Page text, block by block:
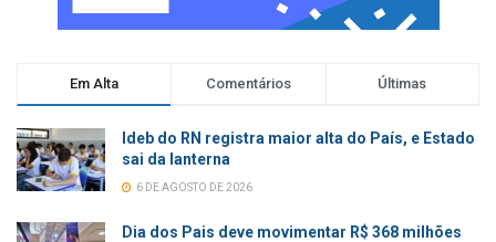
Em Alta Comentários Últimas
Ideb do RN registra maior alta do País, e Estado
sai da lanterna
6 DE AGOSTO DE 2026
Dia dos Pais deve movimentar R$ 368 milhões